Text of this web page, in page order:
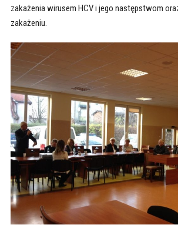
zakażenia wirusem HCV i jego następstwom
zakażeniu.